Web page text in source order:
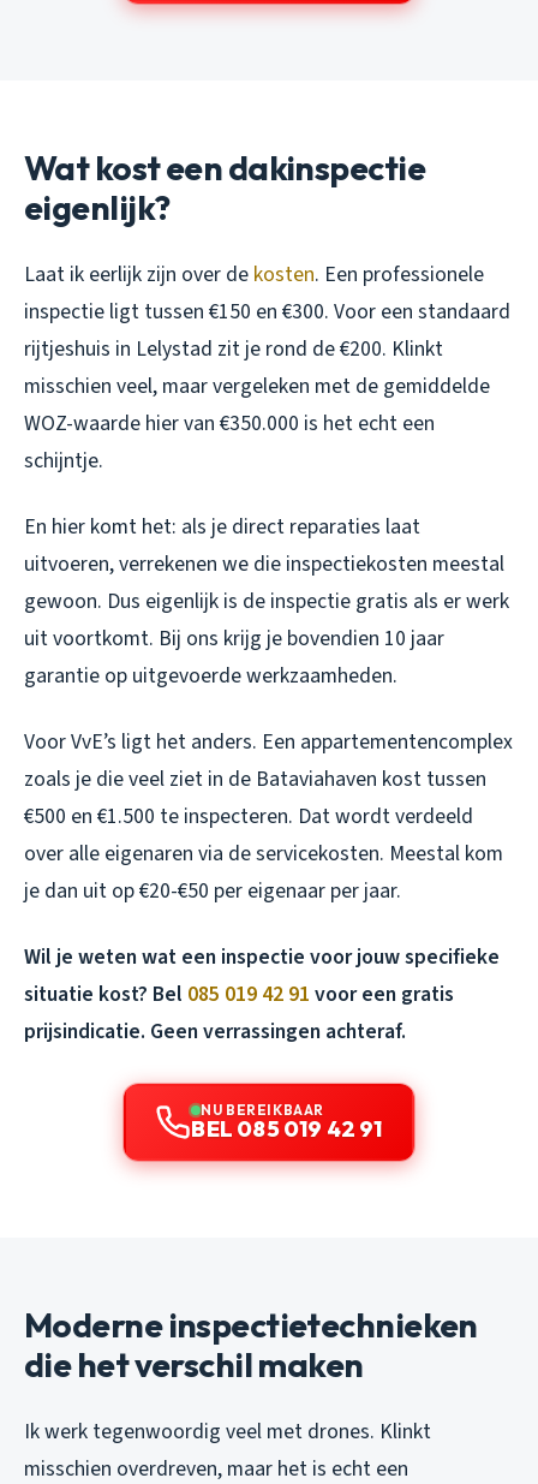
Wat kost een dakinspectie
eigenlijk?
Laat ik eerlijk zijn over de kosten. Een professionele
inspectie ligt tussen €150 en €300. Voor een standaard
rijtjeshuis in Lelystad zit je rond de €200. Klinkt
misschien veel, maar vergeleken met de gemiddelde
WOZ-waarde hier van €350.000 is het echt een
schijntje.
En hier komt het: als je direct reparaties laat
uitvoeren, verrekenen we die inspectiekosten meestal
gewoon. Dus eigenlijk is de inspectie gratis als er werk
uit voortkomt. Bij ons krijg je bovendien 10 jaar
garantie op uitgevoerde werkzaamheden.
Voor VvE’s ligt het anders. Een appartementencomplex
zoals je die veel ziet in de Bataviahaven kost tussen
€500 en €1.500 te inspecteren. Dat wordt verdeeld
over alle eigenaren via de servicekosten. Meestal kom
je dan uit op €20-€50 per eigenaar per jaar.
Wil je weten wat een inspectie voor jouw specifieke
situatie kost? Bel 085 019 42 91 voor een gratis
prijsindicatie. Geen verrassingen achteraf.
NU BEREIKBAAR
BEL 085 019 42 91
Moderne inspectietechnieken
die het verschil maken
Ik werk tegenwoordig veel met drones. Klinkt
misschien overdreven, maar het is echt een